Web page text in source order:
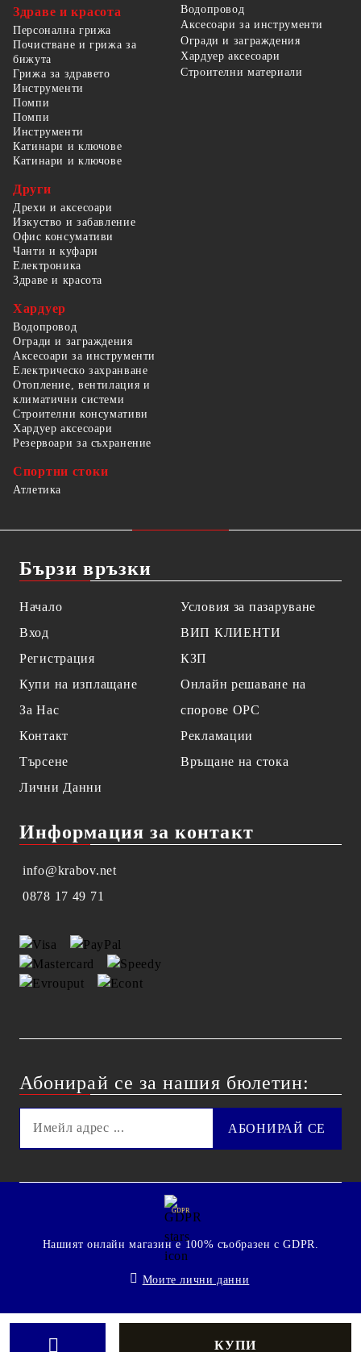
Здраве и красота
Персонална грижа
Почистване и грижа за
бижута
Грижа за здравето
Водопровод
Аксесоари за инструменти
Огради и заграждения
Хардуер аксесоари
Строителни материали
Инструменти
Помпи
Помпи
Инструменти
Катинари и ключове
Катинари и ключове
Други
Дрехи и аксесоари
Изкуство и забавление
Офис консумативи
Чанти и куфари
Електроника
Здраве и красота
Хардуер
Водопровод
Огради и заграждения
Аксесоари за инструменти
Електрическо захранване
Отопление, вентилация и
климатични системи
Строителни консумативи
Хардуер аксесоари
Резервоари за съхранение
Спортни стоки
Атлетика
Бързи връзки
Начало
Вход
Регистрация
Купи на изплащане
За Нас
Контакт
Търсене
Лични Данни
Условия за пазаруване
ВИП КЛИЕНТИ
КЗП
Онлайн решаване на
спорове OPC
Рекламации
Връщане на стока
Информация за контакт
info@krabov.net
0878 17 49 71
Абонирай се за нашия бюлетин:
GDPR
Нашият онлайн магазин е 100% съобразен с GDPR.
Моите лични данни